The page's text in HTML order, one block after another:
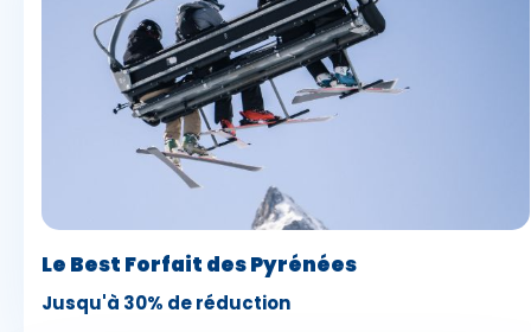
Le Best Forfait des Pyrénées
Jusqu'à 30% de réduction